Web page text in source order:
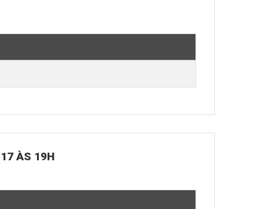
ÀS 19H